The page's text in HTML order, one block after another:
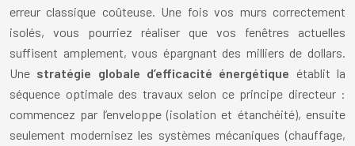
erreur classique coûteuse. Une fois vos murs correctement
isolés, vous pourriez réaliser que vos fenêtres actuelles
suffisent amplement, vous épargnant des milliers de dollars.
Une stratégie globale d’efficacité énergétique établit la
séquence optimale des travaux selon ce principe directeur :
commencez par l’enveloppe (isolation et étanchéité), ensuite
seulement modernisez les systèmes mécaniques (chauffage,